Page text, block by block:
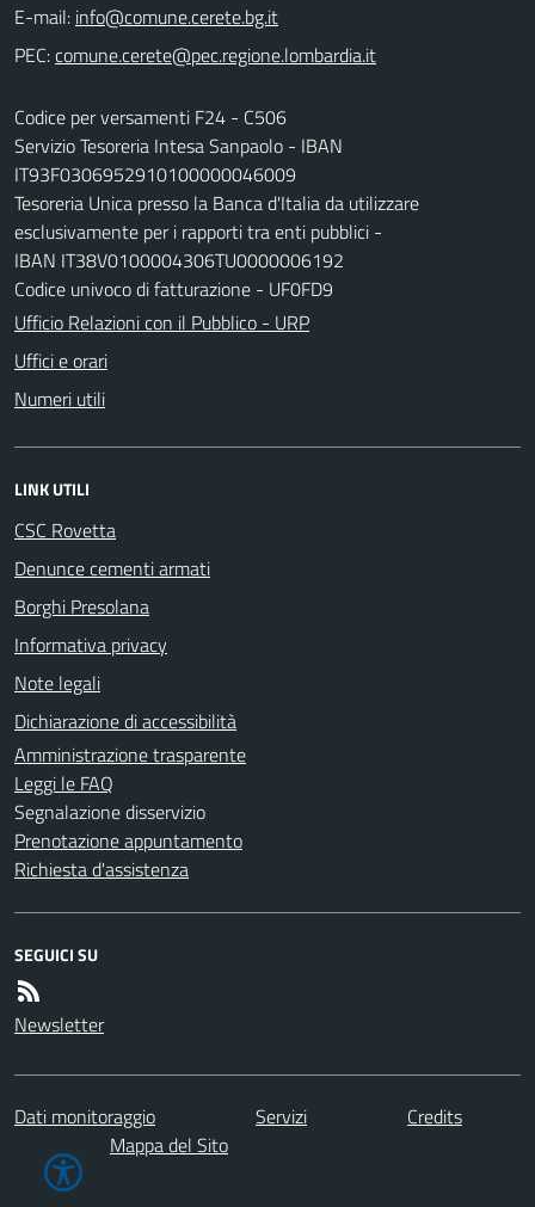
E-mail:
PEC:
Codice per versamenti F24 - C506
Servizio Tesoreria Intesa Sanpaolo - IBAN
IT93F0306952910100000046009
Tesoreria Unica presso la Banca d'Italia da utilizzare
esclusivamente per i rapporti tra enti pubblici -
IBAN IT38V0100004306TU0000006192
Codice univoco di fatturazione - UF0FD9
Ufficio Relazioni con il Pubblico - URP
Uffici e orari
Numeri utili
LINK UTILI
CSC Rovetta
Denunce cementi armati
Borghi Presolana
Informativa privacy
Note legali
Dichiarazione di accessibilità
Amministrazione trasparente
Leggi le FAQ
Segnalazione disservizio
Prenotazione appuntamento
Richiesta d'assistenza
SEGUICI SU
Newsletter
Dati monitoraggio Servizi
Credits
Mappa del Sito